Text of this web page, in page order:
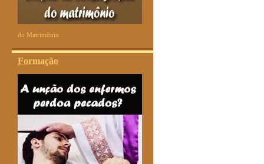
do Matrimônio
Formação